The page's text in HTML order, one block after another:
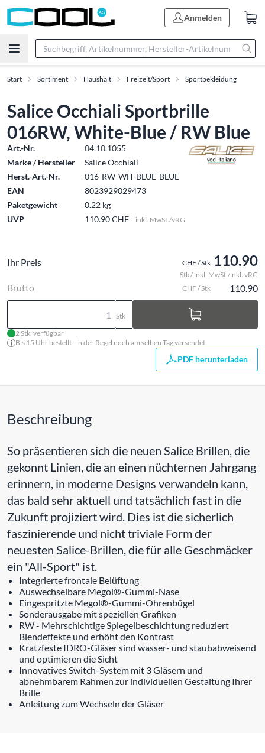
Anmelden
Start Sortiment Haushalt Freizeit/Sport Sportbekleidung
Salice Occhiali Sportbrille
016RW, White-Blue / RW Blue
Art.-Nr.
04.10.1055
Marke / Hersteller
Salice Occhiali
Herst.-Art.-Nr.
016-RW-WH-BLUE-BLUE
EAN
8023929029473
Paketgewicht
0.22 kg
UVP
110.90 CHF inkl. MwSt./vRG
Ihr Preis CHF / Stk 110.90
Stk / inkl. MwSt./inkl. vRG
Brutto CHF / Stk 110.90
Stk
2 Stk. verfügbar
Bis 15 Uhr bestellt - in der Regel noch am selben Tag versendet
PDF herunterladen
Beschreibung
So präsentieren sich die neuen Salice Brillen, die
gekonnt Linien, die an einen nüchternen Jahrgang
erinnern, in moderne Designs verwandeln kann,
das bald sehr aktuell und tatsächlich fast in die
Zukunft projiziert wird. Dies ist die sicherlich
faszinierende und nicht triviale Form der
neuesten Salice-Brillen, die für alle Geschmäcker
ein "All-Sport" ist.
Integrierte frontale Belüftung
Auswechselbare Megol®-Gummi-Nase
Eingespritzte Megol®-Gummi-Ohrenbügel
Sonderausgabe mit speziellen Grafiken
RW - Mehrschichtige Spiegelbeschichtung reduziert
Blendeffekte und erhöht den Kontrast
Kratzfeste IDRO-Gläser sind wasser- und staubabweisend
und optimieren die Sicht
Innovatives Switch-System mit 3 Gläsern und
abnehmbarem Rahmen zur individuellen Gestaltung Ihrer
Brille
Anleitung zum Wechseln der Gläser